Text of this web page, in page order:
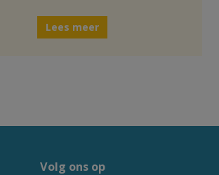
Lees meer
Volg ons op